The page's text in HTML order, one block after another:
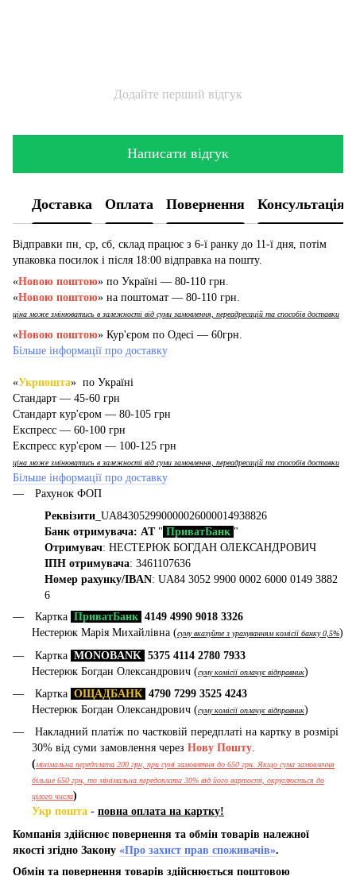
Додайте перший відгук
Написати відгук
Доставка Оплата Повернення Консультація
Відправки пн, ср, сб, склад працює з 6-ї ранку до 11-ї дня, потім
упаковка посилок і після 18:00 відправка на пошту.
«Новою поштою» по Україні — 80-110 грн.
«Новою поштою» на поштомат — 80-110 грн.
ціна може змінюватись в залежності від суми замовлення, переадресацій та способів доставки
«Новою поштою» Кур'єром по Одесі — 60грн.
Більше інформації про доставку
«Укрпошта» по Україні
Стандарт — 45-60 грн
Стандарт кур'єром — 80-105 грн
Експресс — 60-100 грн
Експресс кур'єром — 100-125 грн
ціна може змінюватись в залежності від суми замовлення, переадресацій та способів доставки
Більше інформації про доставку
Рахунок ФОП
Реквізити _UA843052990000026000014938826
Банк отримувача: АТ" ПриватБанк "
Отримувач: НЕСТЕРЮК БОГДАН ОЛЕКСАНДРОВИЧ
ІПН отримувача: 3461107636
Номер рахунку/IBAN: UA84 3052 9900 0002 6000 0149 3882
6
Картка ПриватБанк 4149 4990 9018 3326
Нестерюк Марія Михайлівна (суму вказуйте з урахуванням комісії банку 0,5%)
Картка MONOBANK 5375 4114 2780 7933
Нестерюк Богдан Олександрович (суму комісії оплачує відправник)
Картка ОЩАДБАНК 4790 7299 3525 4243
Нестерюк Богдан Олександрович (суму комісії оплачує відправник)
Накладний платіж по частковій передплаті на картку в розмірі
30% від суми замовлення через Нову Пошту.
(мінімальна передплата 200 грн, при сумі замовлення до 650 грн. Якщо сума замовлення
більше 650 грн, то мінімальна передоплата 30% від його вартості, округлюється до
цілого числа)
Укр пошта - повна оплата на картку!
Компанія здійснює повернення та обмін товарів належної
якості згідно Закону «Про захист прав споживачів».
Обмін та повернення товарів здійснюється поштовою